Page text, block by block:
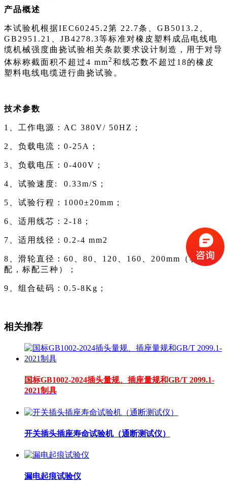
产品概述
本试验机根据IEC60245.2第 22.7条、GB5013.2、
GB2951.21、JB4278.3等标准对橡皮塑料成品电线电
缆机械强度曲挠试验相关条款要求设计制造，用于对导
体标称截面积不超过4 mm2 和线芯数不超过18的橡皮
塑料电线电缆进行曲挠试验。
技术参数
1 、工作电源：AC 380V/ 50HZ；
2 、负载电流：0-25A；
3 、负载电压：0-400V；
4 、试验速度: 0.33m/S；
5 、试验行程：1000±20mm；
6 、适用线芯：2-18；
7 、适用线径：0.2-4 mm2
8
、滑轮直径：60、80、120、160、200mm（客户选
配，标配三种）；
9 、组合砝码：0.5-8Kg；
相关推荐
国标GB1002-2024插头量规、插座量规和GB/T 2099.1-
2021制具
开关插头插座寿命试验机（通断测试仪）
漏电起痕试验仪